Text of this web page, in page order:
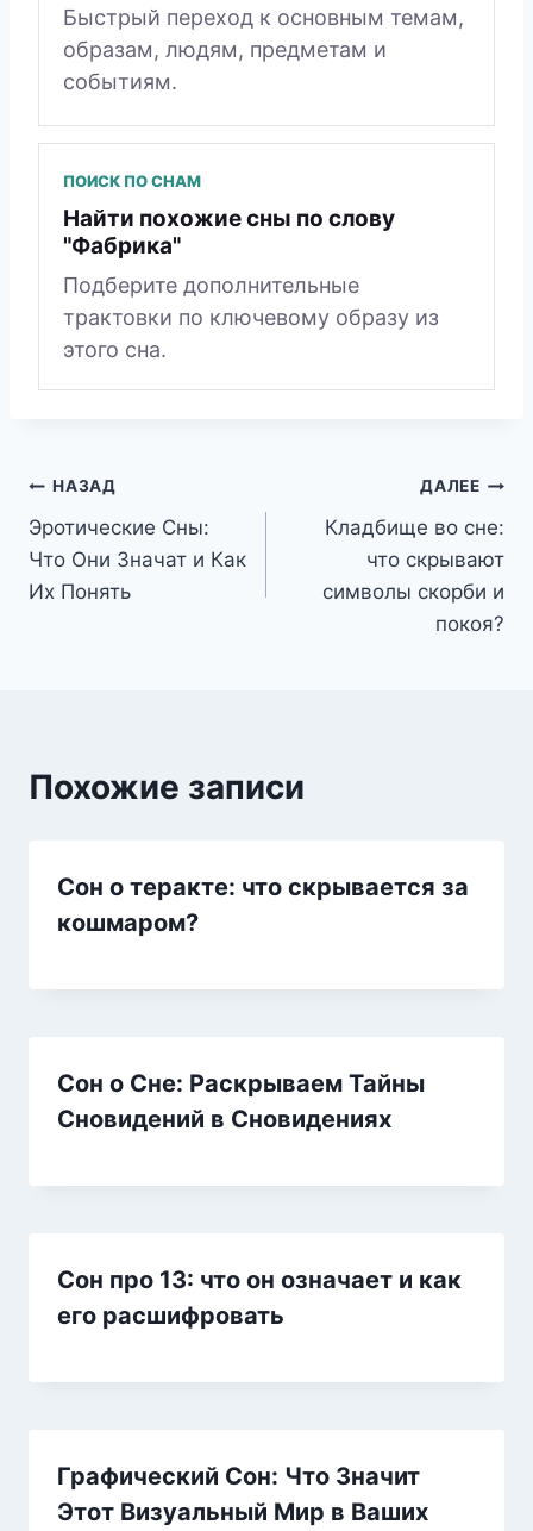
Быстрый переход к основным темам,
образам, людям, предметам и
событиям.
ПОИСК ПО СНАМ
Найти похожие сны по слову
"Фабрика"
Подберите дополнительные
трактовки по ключевому образу из
этого сна.
Навигация
по
записям
НАЗАД
Эротические Сны:
Что Они Значат и Как
Их Понять
ДАЛЕЕ
Кладбище во сне:
что скрывают
символы скорби и
покоя?
Похожие записи
Сон о теракте: что скрывается за
кошмаром?
Сон о Сне: Раскрываем Тайны
Сновидений в Сновидениях
Сон про 13: что он означает и как
его расшифровать
Графический Сон: Что Значит
Этот Визуальный Мир в Ваших